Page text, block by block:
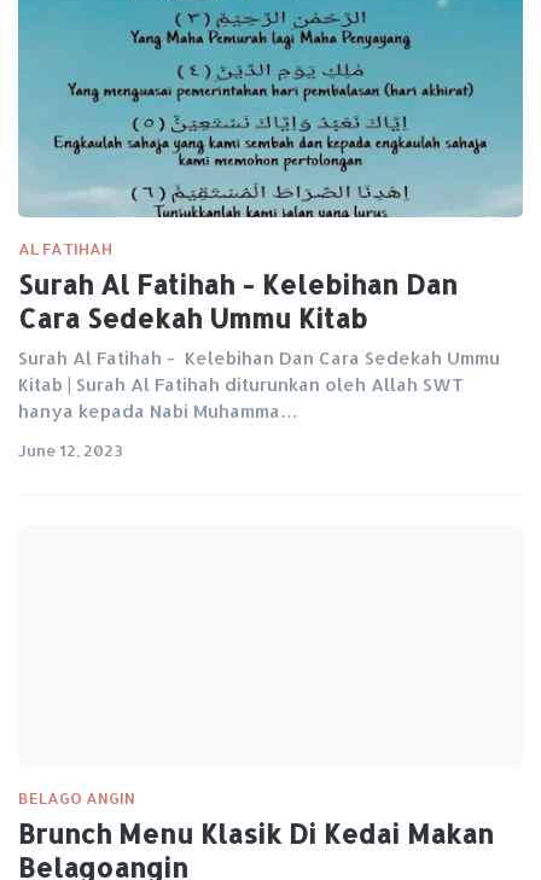
AL FATIHAH
Surah Al Fatihah - Kelebihan Dan
Cara Sedekah Ummu Kitab
Surah Al Fatihah - Kelebihan Dan Cara Sedekah Ummu
Kitab | Surah Al Fatihah diturunkan oleh Allah SWT
hanya kepada Nabi Muhamma…
June 12, 2023
BELAGO ANGIN
Brunch Menu Klasik Di Kedai Makan
Belagoangin